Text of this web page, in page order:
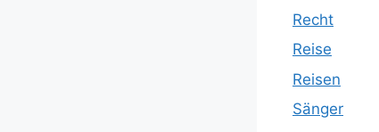
Recht
Reise
Reisen
Sänger